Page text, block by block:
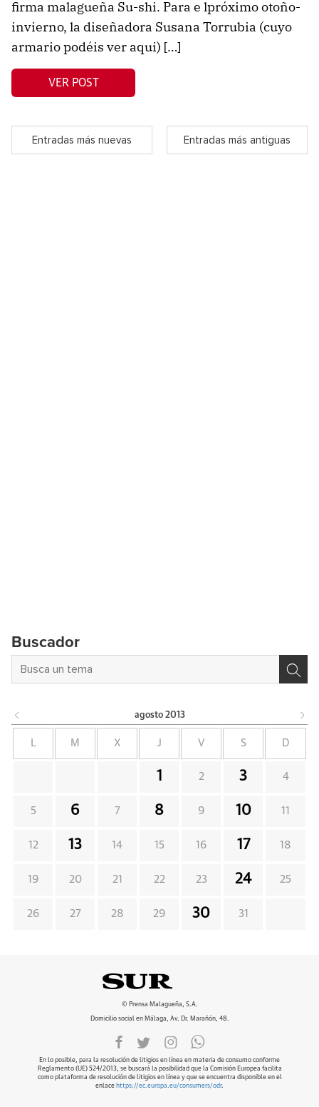
firma malagueña Su-shi. Para e lpróximo otoño-
invierno, la diseñadora Susana Torrubia (cuyo
armario podéis ver aqui) […]
VER POST
Entradas más nuevas Entradas más antiguas
Buscador
agosto 2013
L M X J V S D
1 2 3 4
5 6 7 8 9 10 11
12 13 14 15 16 17 18
19 20 21 22 23 24 25
26 27 28 29 30 31
© Prensa Malagueña, S.A.
Domicilio social en Málaga, Av. Dr. Marañón, 48.
En lo posible, para la resolución de litigios en línea en materia de consumo conforme
Reglamento (UE) 524/2013, se buscará la posibilidad que la Comisión Europea facilita
como plataforma de resolución de litigios en línea y que se encuentra disponible en el
enlace https://ec.europa.eu/consumers/odr.